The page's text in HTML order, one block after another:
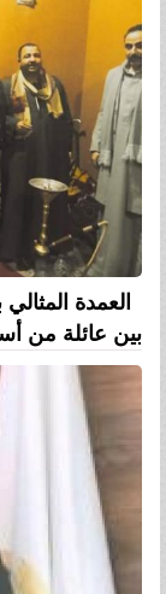
العمدة
بين عائلة من